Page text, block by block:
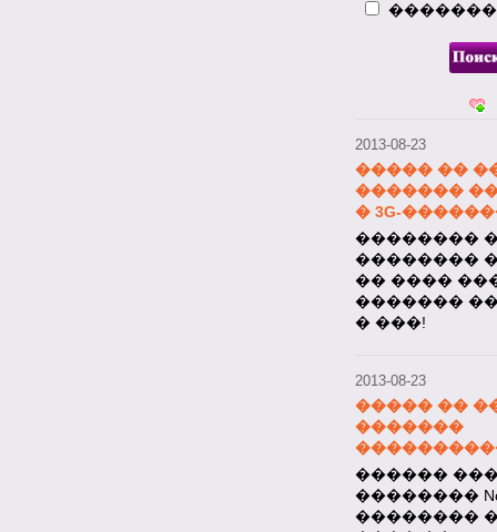
����� ��
�������
��������
�� ����
�������
� ���!
2013-08-23
����� ��
�������
����������
��������
��������
���� ��
2013-08-23
����� ��